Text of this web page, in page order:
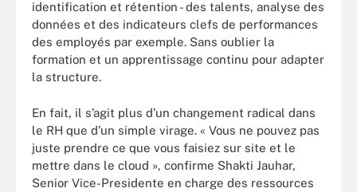
identification et rétention - des talents, analyse des
données et des indicateurs clefs de performances
des employés par exemple. Sans oublier la
formation et un apprentissage continu pour adapter
la structure.
En fait, il s’agit plus d’un changement radical dans
le RH que d’un simple virage. « Vous ne pouvez pas
juste prendre ce que vous faisiez sur site et le
mettre dans le cloud », confirme Shakti Jauhar,
Senior Vice-Presidente en charge des ressources